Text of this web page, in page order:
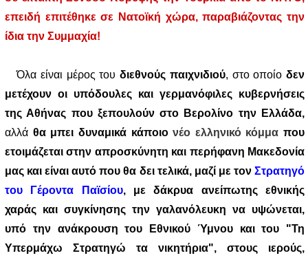
επειδή επιτέθηκε σε Νατοϊκή χώρα, παραβιάζοντας την
ίδια την Συμμαχία!
Όλα είναι μέρος τουδιεθνούς παιχνιδιού, στο οποίο δεν
μετέχουν οι υπόδουλες και γερμανόφιλες κυβερνήσεις
της Αθήνας που ξεπουλούν στο Βερολίνο την Ελλάδα,
αλλά θα μπει δυναμικά κάποιονέο ελληνικό κόμμα που
ετοιμάζεται στην απροσκύνητη και περήφανη Μακεδονία
μας και είναι αυτό που θα δει τελικά, μαζί με τονΣτρατηγό
του Γέροντα Παϊσίου, με δάκρυα ανείπωτης εθνικής
χαράς και συγκίνησης την γαλανόλευκη να υψώνεται,
υπό την ανάκρουση του Εθνικού Ύμνου και του "Τη
Υπερμάχω Στρατηγώ τα νικητήρια", στους ιερούς,